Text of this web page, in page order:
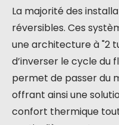
La majorité des
réversibles. Ces
une architecture à "2
d’inverser le cycle du
permet de passer du
offrant ainsi une
confort thermique tout